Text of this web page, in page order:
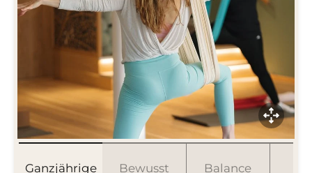
Ganzjährige
Bewusst
Balance